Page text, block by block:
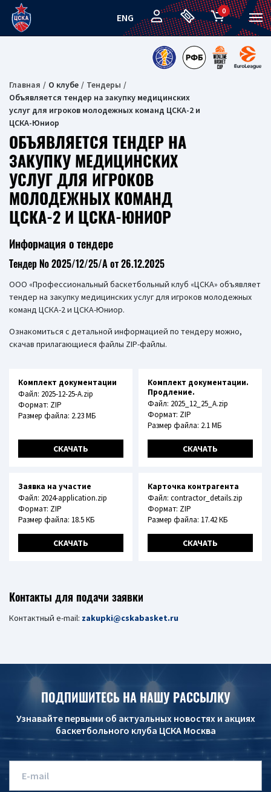
ENG
0
Главная О клубе
Тендеры
Объявляется тендер на закупку медицинских
услуг для игроков молодежных команд ЦСКА-2 и
ЦСКА-Юниор
ОБЪЯВЛЯЕТСЯ ТЕНДЕР НА
ЗАКУПКУ МЕДИЦИНСКИХ
УСЛУГ ДЛЯ ИГРОКОВ
МОЛОДЕЖНЫХ КОМАНД
ЦСКА-2 И ЦСКА-ЮНИОР
Информация о тендере
Тендер № 2025/12/25/А от 26.12.2025
ООО «Профессиональный баскетбольный клуб «ЦСКА» объявляет
тендер на закупку медицинских услуг для игроков молодежных
команд ЦСКА-2 и ЦСКА-Юниор.
Ознакомиться с детальной информацией по тендеру можно,
скачав прилагающиеся файлы ZIP-файлы.
Комплект документации
Файл: 2025-12-25-A.zip
Формат: ZIP
Размер файла: 2.23 МБ
СКАЧАТЬ
Комплект документации.
Продление.
Файл: 2025_12_25_A.zip
Формат: ZIP
Размер файла: 2.1 МБ
СКАЧАТЬ
Заявка на участие
Файл: 2024-application.zip
Формат: ZIP
Размер файла: 18.5 КБ
СКАЧАТЬ
Карточка контрагента
Файл: contractor_details.zip
Формат: ZIP
Размер файла: 17.42 КБ
СКАЧАТЬ
Контакты для подачи заявки
Контактный e-mail: zakupki@cskabasket.ru
ПОДПИШИТЕСЬ НА НАШУ РАССЫЛКУ
Узнавайте первыми об актуальных новостях и акциях
баскетбольного клуба ЦСКА Москва